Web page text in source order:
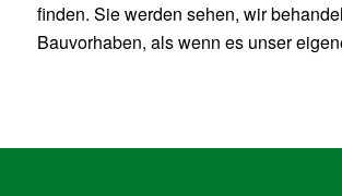
finden. Sie werden sehen, wir
Bauvorhaben, als wenn es unser